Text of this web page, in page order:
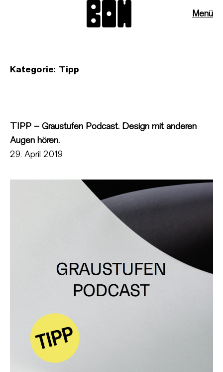
Menü
Kategorie: Tipp
TIPP – Graustufen Podcast. Design mit anderen
Augen hören.
29. April 2019